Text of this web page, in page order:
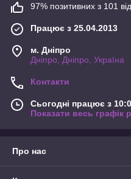
97% позитивних з 101
Працює з 25.04.2013
м. Дніпро
Дніпро, Дніпро, Україна
Контакти
Сьогодні працює з
Показати весь графік
Про нас